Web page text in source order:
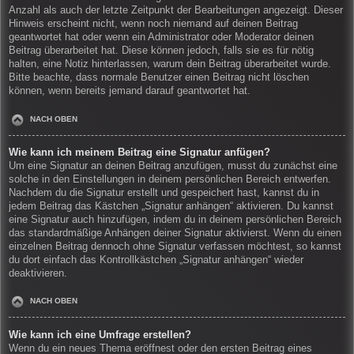
Anzahl als auch der letzte Zeitpunkt der Bearbeitungen angezeigt. Dieser
Hinweis erscheint nicht, wenn noch niemand auf deinen Beitrag
geantwortet hat oder wenn ein Administrator oder Moderator deinen
Beitrag überarbeitet hat. Diese können jedoch, falls sie es für nötig
halten, eine Notiz hinterlassen, warum dein Beitrag überarbeitet wurde.
Bitte beachte, dass normale Benutzer einen Beitrag nicht löschen
können, wenn bereits jemand darauf geantwortet hat.
NACH OBEN
Wie kann ich meinem Beitrag eine Signatur anfügen?
Um eine Signatur an deinen Beitrag anzufügen, musst du zunächst eine
solche in den Einstellungen in deinem persönlichen Bereich entwerfen.
Nachdem du die Signatur erstellt und gespeichert hast, kannst du in
jedem Beitrag das Kästchen „Signatur anhängen“ aktivieren. Du kannst
eine Signatur auch hinzufügen, indem du in deinem persönlichen Bereich
das standardmäßige Anhängen deiner Signatur aktivierst. Wenn du einen
einzelnen Beitrag dennoch ohne Signatur verfassen möchtest, so kannst
du dort einfach das Kontrollkästchen „Signatur anhängen“ wieder
deaktivieren.
NACH OBEN
Wie kann ich eine Umfrage erstellen?
Wenn du ein neues Thema eröffnest oder den ersten Beitrag eines